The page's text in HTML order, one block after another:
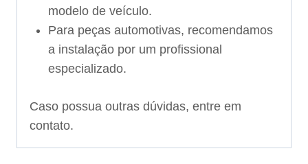
modelo de veículo.
Para peças automotivas, recomendamos
a instalação por um profissional
especializado.
Caso possua outras dúvidas, entre em
contato.